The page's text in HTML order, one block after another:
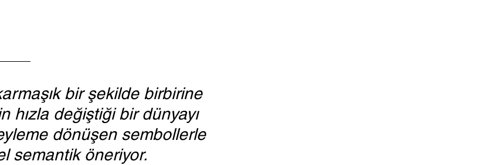
bir şekilde birbirine
hızla değiştiği bir dünyayı
dönüşen sembollerle
semantik öneriyor.